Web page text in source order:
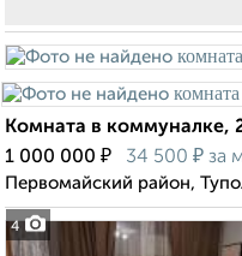
4
Комната в коммуналке,
1 000 000 ₽ 34 500 ₽ за
Первомайский район,